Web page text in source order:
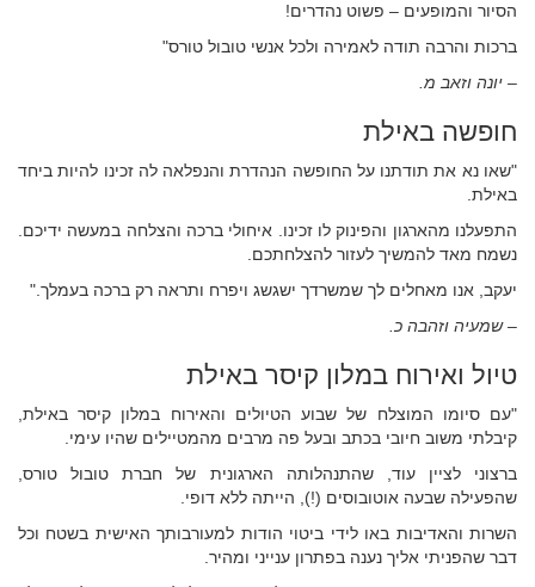
הסיור והמופעים – פשוט נהדרים!
ברכות והרבה תודה לאמירה ולכל אנשי טובול טורס"
– יונה וזאב מ.
חופשה באילת
"שאו נא את תודתנו על החופשה הנהדרת והנפלאה לה זכינו להיות ביחד
באילת.
התפעלנו מהארגון והפינוק לו זכינו. איחולי ברכה והצלחה במעשה ידיכם.
נשמח מאד להמשיך לעזור להצלחתכם.
יעקב, אנו מאחלים לך שמשרדך ישגשג ויפרח ותראה רק ברכה בעמלך."
– שמעיה וזהבה כ.
טיול ואירוח במלון קיסר באילת
"עם סיומו המוצלח של שבוע הטיולים והאירוח במלון קיסר באילת,
קיבלתי משוב חיובי בכתב ובעל פה מרבים מהמטיילים שהיו עימי.
ברצוני לציין עוד, שהתנהלותה הארגונית של חברת טובול טורס,
שהפעילה שבעה אוטובוסים (!), הייתה ללא דופי.
השרות והאדיבות באו לידי ביטוי הודות למעורבותך האישית בשטח וכל
דבר שהפניתי אליך נענה בפתרון ענייני ומהיר.